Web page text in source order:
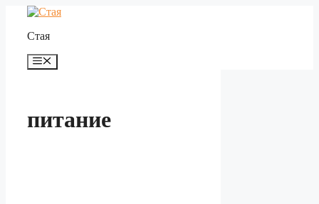
Перейти
содержимому
Стая
Меню
питание